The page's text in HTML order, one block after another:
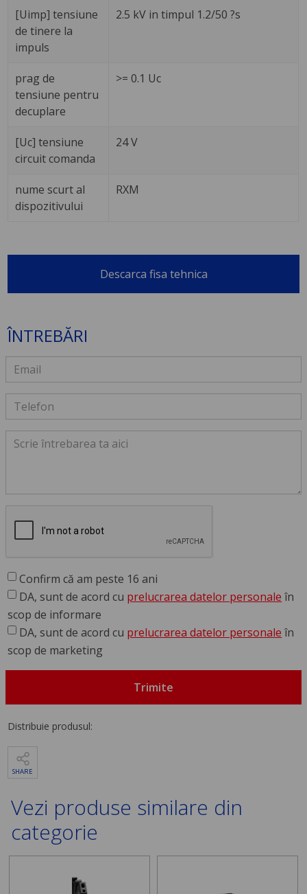
[Uimp] tensiune
de tinere la
impuls
2.5 kV in timpul 1.2/50 ?s
prag de
tensiune pentru
decuplare
>= 0.1 Uc
[Uc] tensiune
circuit comanda
24 V
nume scurt al
dispozitivului
RXM
Descarca fisa tehnica
ÎNTREBĂRI
Confirm că am peste 16 ani
DA, sunt de acord cu prelucrarea datelor personale în
scop de informare
DA, sunt de acord cu prelucrarea datelor personale în
scop de marketing
Trimite
Distribuie produsul:
SHARE
Vezi produse similare din
categorie